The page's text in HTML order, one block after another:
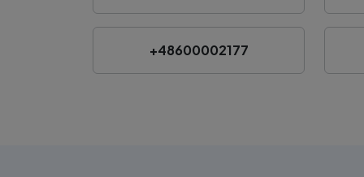
+48600002177